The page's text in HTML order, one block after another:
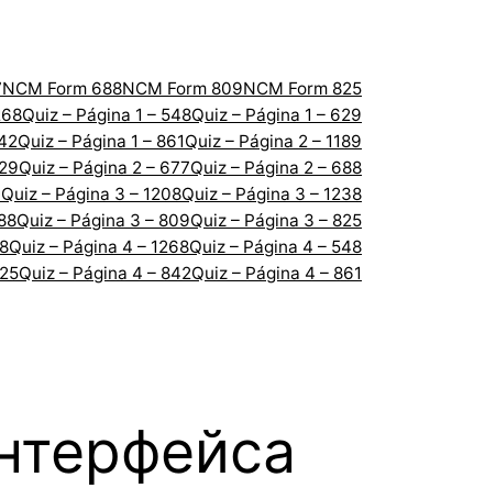
NCM Form 688NCM Form 809NCM Form 825
Quiz – Página 1 – 548Quiz – Página 1 – 629
Quiz – Página 1 – 861Quiz – Página 2 – 1189
Quiz – Página 2 – 677Quiz – Página 2 – 688
Quiz – Página 3 – 1208Quiz – Página 3 – 1238
Quiz – Página 3 – 809Quiz – Página 3 – 825
Quiz – Página 4 – 1268Quiz – Página 4 – 548
Quiz – Página 4 – 842Quiz – Página 4 – 861